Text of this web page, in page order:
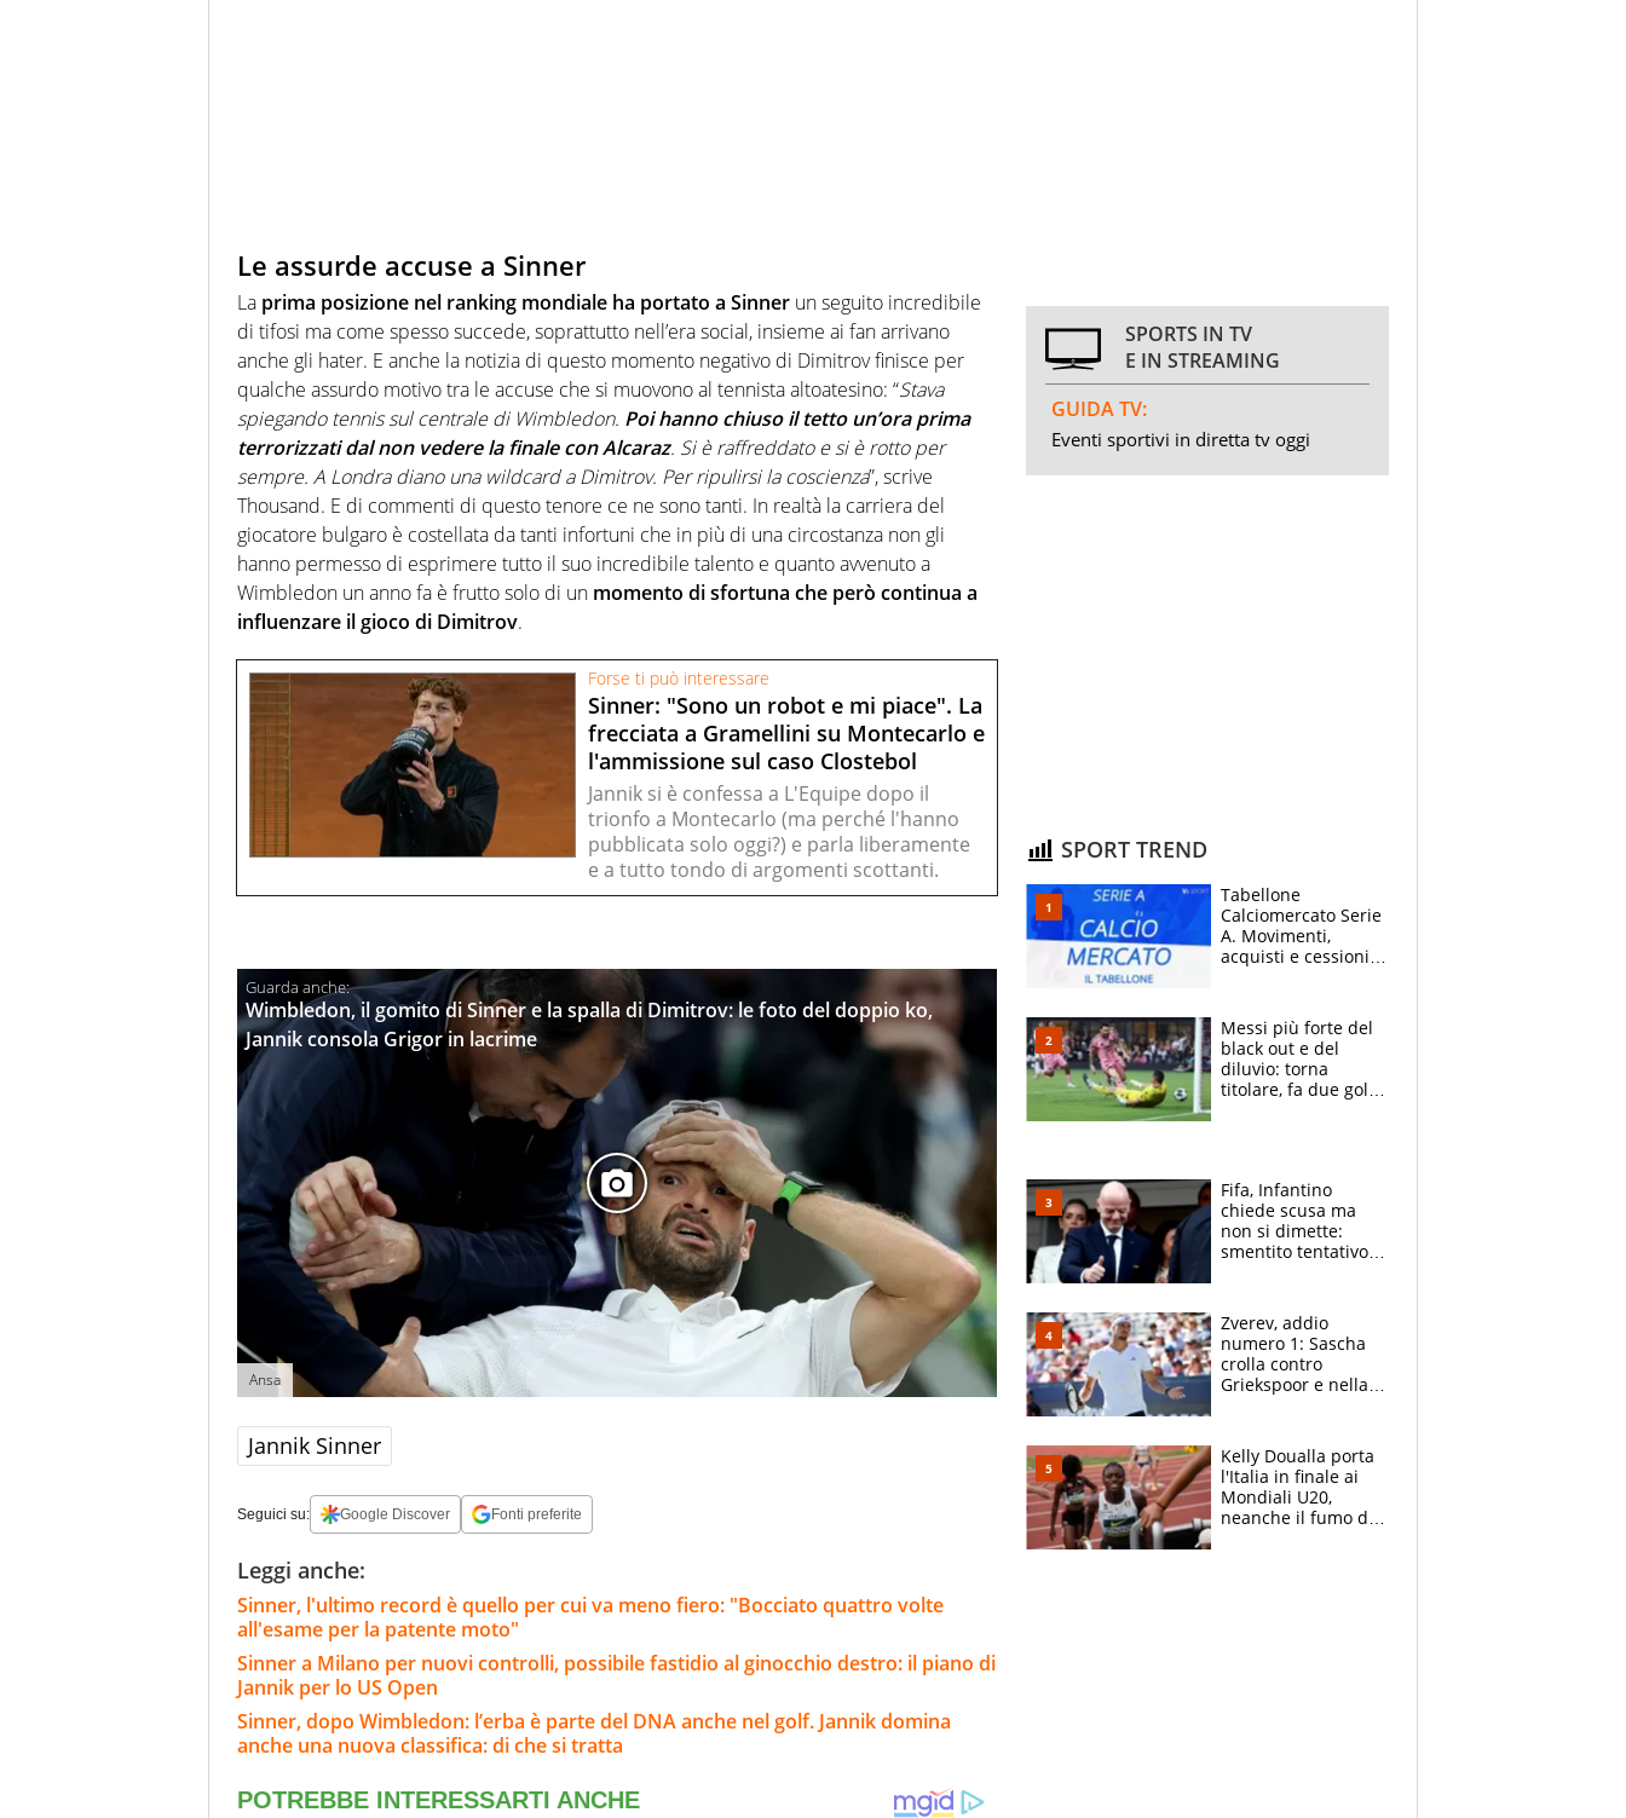
Le assurde accuse a Sinner
La prima posizione nel ranking mondiale ha portato a Sinner un seguito incredibile
di tifosi ma come spesso succede, soprattutto nell’era social, insieme ai fan arrivano
anche gli hater. E anche la notizia di questo momento negativo di Dimitrov finisce per
qualche assurdo motivo tra le accuse che si muovono al tennista altoatesino: “Stava
spiegando tennis sul centrale di Wimbledon. Poi hanno chiuso il tetto un’ora prima
terrorizzati dal non vedere la finale con Alcaraz. Si è raffreddato e si è rotto per
sempre. A Londra diano una wildcard a Dimitrov. Per ripulirsi la coscienza”, scrive
Thousand. E di commenti di questo tenore ce ne sono tanti. In realtà la carriera del
giocatore bulgaro è costellata da tanti infortuni che in più di una circostanza non gli
hanno permesso di esprimere tutto il suo incredibile talento e quanto avvenuto a
Wimbledon un anno fa è frutto solo di un momento di sfortuna che però continua a
influenzare il gioco di Dimitrov.
Forse ti può interessare
Sinner: "Sono un robot e mi piace". La
frecciata a Gramellini su Montecarlo e
l'ammissione sul caso Clostebol
Jannik si è confessa a L'Equipe dopo il
trionfo a Montecarlo (ma perché l'hanno
pubblicata solo oggi?) e parla liberamente
e a tutto tondo di argomenti scottanti.
Wimbledon, il gomito di Sinner e la spalla di Dimitrov: le foto del doppio ko,
Jannik consola Grigor in lacrime
Ansa
Jannik Sinner
Seguici su: Google Discover Fonti preferite
Leggi anche:
Sinner, l'ultimo record è quello per cui va meno fiero: "Bocciato quattro volte
all'esame per la patente moto"
Sinner a Milano per nuovi controlli, possibile fastidio al ginocchio destro: il piano di
Jannik per lo US Open
Sinner, dopo Wimbledon: l’erba è parte del DNA anche nel golf. Jannik domina
anche una nuova classifica: di che si tratta
SPORTS IN TV
E IN STREAMING
GUIDA TV:
Eventi sportivi in diretta tv oggi
SPORT TREND
Tabellone
Calciomercato Serie
A. Movimenti,
acquisti e cessioni:
Messi più forte del
black out e del
diluvio: torna
titolare, fa due gol e
Fifa, Infantino
chiede scusa ma
non si dimette:
smentito tentativo di
Zverev, addio
numero 1: Sascha
crolla contro
Griekspoor e nella
terzo. Quanti malori
a Montreal
Kelly Doualla porta
l'Italia in finale ai
Mondiali U20,
neanche il fumo di